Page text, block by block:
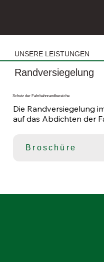
UNSERE LEISTUNGEN
Randversiegelung
Schutz der Fahrbahnrandbereiche
Die Randversiegelung
auf das Abdichten der
Stabilität der Straße zu
Broschüre